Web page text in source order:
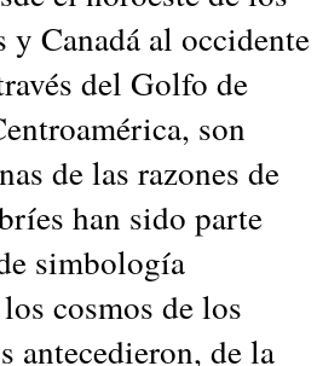
y Canadá al occidente
del Golfo de
son
de las razones de
han sido parte
simbología
cosmos de los
antecedieron, de la